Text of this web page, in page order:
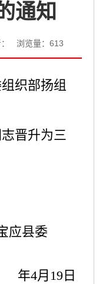
通知
浏览量： 613
织部扬组
晋升为三
应县委
年4月 19 日